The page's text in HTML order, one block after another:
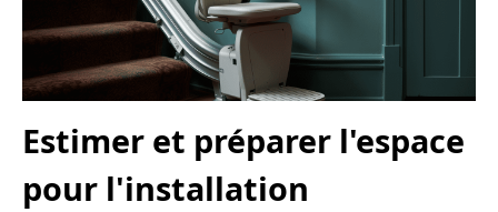
Estimer et préparer l'espace
pour l'installation